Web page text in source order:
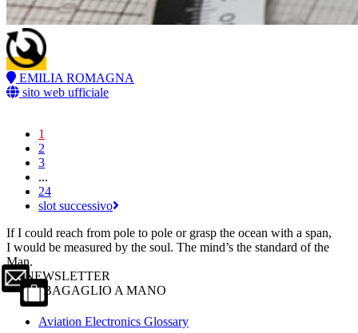
EMILIA ROMAGNA
sito web ufficiale
1
2
3
...
24
slot successivo
If I could reach from pole to pole or grasp the ocean with a span,
I would be measured by the soul. The mind’s the standard of the
Man.
NEWSLETTER
BAGAGLIO A MANO
Aviation Electronics Glossary